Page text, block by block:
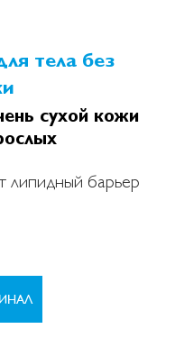
тела без
сухой кожи
липидный барьер